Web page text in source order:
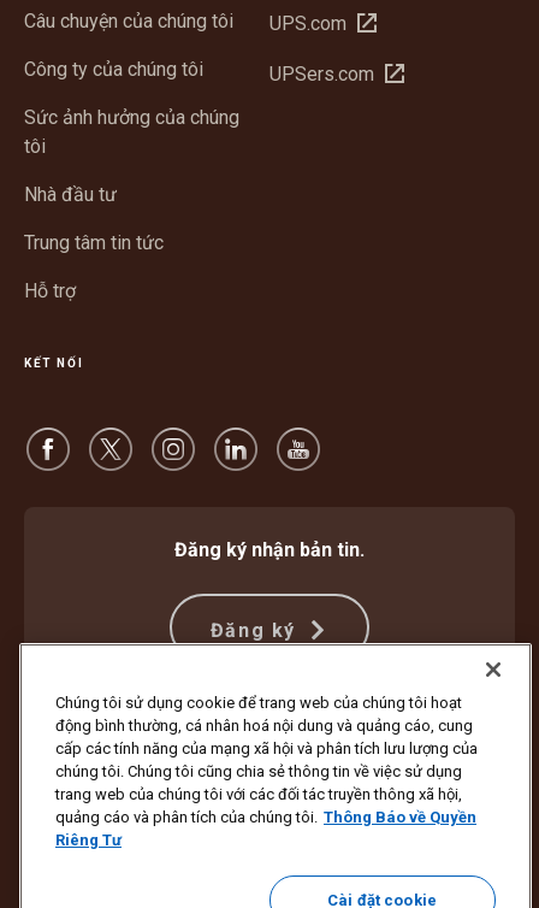
Câu chuyện của chúng tôi
Công ty của chúng tôi
Sức ảnh hưởng của chúng
tôi
Nhà đầu tư
Trung tâm tin tức
Hỗ trợ
UPS.com Mở
cửa
UPSers.com Mở
KẾT NỐI
Đăng ký nhận bản tin.
Đăng ký
Bảo vệ Chống Lừa đảo
Điều khoản và Điều kiện
Điều Khoản Sử Dụng Trang Web
Thông Báo về Quyền Riêng Tư
Cài đặt Cookie
Bản quyền ©1994 - 2026 United Parcel Service of America, Inc.
Bảo lưu mọi quyền. Bạn không muốn nhận tin tức cập nhật qua
Hủy đăng ký tại đây
Chúng tôi sử dụng cookie để trang web của chúng tôi hoạt
động bình thường, cá nhân hoá nội dung và quảng cáo, cung
cấp các tính năng của mạng xã hội và phân tích lưu lượng của
chúng tôi. Chúng tôi cũng chia sẻ thông tin về việc sử dụng
trang web của chúng tôi với các đối tác truyền thông xã hội,
quảng cáo và phân tích của chúng tôi. Thông Báo về Quyền
Riêng Tư
Cài đặt cookie